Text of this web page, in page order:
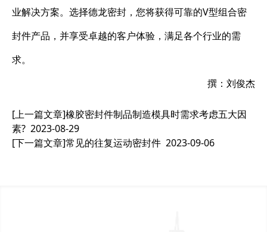
业解决方案。选择德龙密封，您将获得可靠的V型组合密
封件产品，并享受卓越的客户体验，满足各个行业的需
求。
撰：刘俊杰
[上一篇文章]橡胶密封件制品制造模具时需求考虑五大因
素? 2023-08-29
[下一篇文章]常见的往复运动密封件 2023-09-06